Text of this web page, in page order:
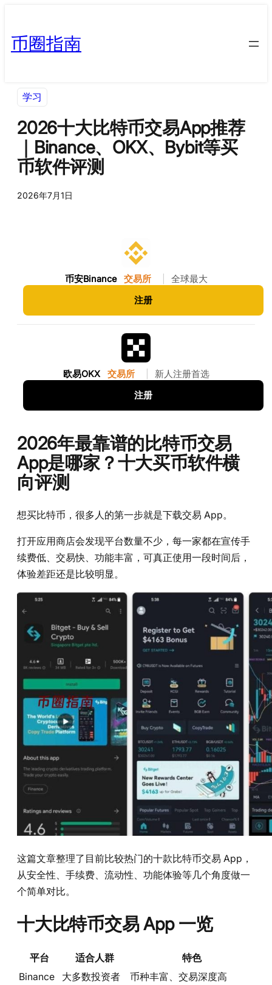
币圈指南
学习
2026十大比特币交易App推荐
｜Binance、OKX、Bybit等买
币软件评测
2026年7月1日
币安Binance 交易所 全球最大
注册
欧易OKX 交易所 新人注册首选
注册
2026年最靠谱的比特币交易
App是哪家？十大买币软件横
向评测
想买比特币，很多人的第一步就是下载交易 App。
打开应用商店会发现平台数量不少，每一家都在宣传手
续费低、交易快、功能丰富，可真正使用一段时间后，
体验差距还是比较明显。
这篇文章整理了目前比较热门的十款比特币交易 App，
从安全性、手续费、流动性、功能体验等几个角度做一
个简单对比。
十大比特币交易 App 一览
平台 适合人群
特色
Binance
大多数投资者 币种丰富、交易深度高